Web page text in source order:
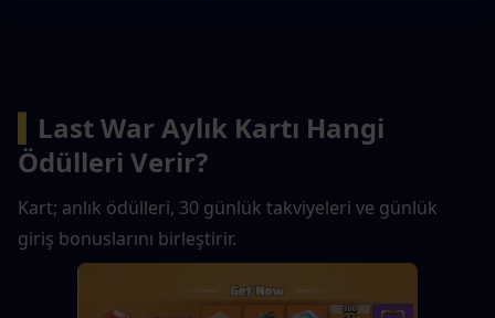
Last War Aylık Kartı Hangi
Ödülleri Verir?
Kart; anlık ödülleri, 30 günlük takviyeleri ve günlük
giriş bonuslarını birleştirir.